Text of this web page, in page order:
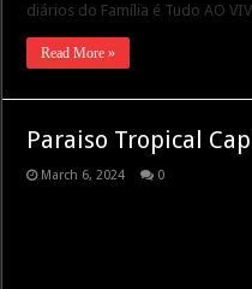
diários do Família é Tudo AO
Read More »
Paraiso Tropical
March 6, 2024 0